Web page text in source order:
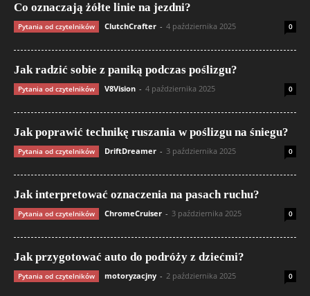
Co oznaczają żółte linie na jezdni?
Pytania od czytelników ClutchCrafter - 4 października 2025 0
Jak radzić sobie z paniką podczas poślizgu?
Pytania od czytelników V8Vision - 4 października 2025 0
Jak poprawić technikę ruszania w poślizgu na śniegu?
Pytania od czytelników DriftDreamer - 3 października 2025 0
Jak interpretować oznaczenia na pasach ruchu?
Pytania od czytelników ChromeCruiser - 3 października 2025 0
Jak przygotować auto do podróży z dziećmi?
Pytania od czytelników motoryzacjny - 2 października 2025 0